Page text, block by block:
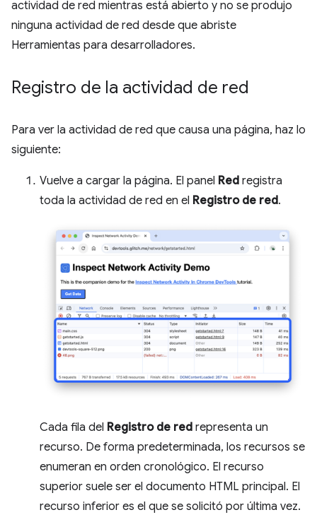
actividad de red mientras está abierto y no se produjo
ninguna actividad de red desde que abriste
Herramientas para desarrolladores.
Registro de la actividad de red
Para ver la actividad de red que causa una página, haz lo
siguiente:
Vuelve a cargar la página. El panel Red registra
toda la actividad de red en el Registro de red.
Cada fila del Registro de red representa un
recurso. De forma predeterminada, los recursos se
enumeran en orden cronológico. El recurso
superior suele ser el documento HTML principal. El
recurso inferior es el que se solicitó por última vez.